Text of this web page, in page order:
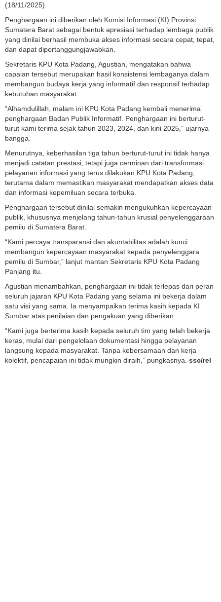
(18/11/2025).
Penghargaan ini diberikan oleh Komisi Informasi (KI) Provinsi
Sumatera Barat sebagai bentuk apresiasi terhadap lembaga publik
yang dinilai berhasil membuka akses informasi secara cepat, tepat,
dan dapat dipertanggungjawabkan.
Sekretaris KPU Kota Padang, Agustian, mengatakan bahwa
capaian tersebut merupakan hasil konsistensi lembaganya dalam
membangun budaya kerja yang informatif dan responsif terhadap
kebutuhan masyarakat.
“Alhamdulillah, malam ini KPU Kota Padang kembali menerima
penghargaan Badan Publik Informatif. Penghargaan ini berturut-
turut kami terima sejak tahun 2023, 2024, dan kini 2025,” ujarnya
bangga.
Menurutnya, keberhasilan tiga tahun berturut-turut ini tidak hanya
menjadi catatan prestasi, tetapi juga cerminan dari transformasi
pelayanan informasi yang terus dilakukan KPU Kota Padang,
terutama dalam memastikan masyarakat mendapatkan akses data
dan informasi kepemiluan secara terbuka.
Penghargaan tersebut dinilai semakin mengukuhkan kepercayaan
publik, khususnya menjelang tahun-tahun krusial penyelenggaraan
pemilu di Sumatera Barat.
“Kami percaya transparansi dan akuntabilitas adalah kunci
membangun kepercayaan masyarakat kepada penyelenggara
pemilu di Sumbar,” lanjut mantan Sekretaris KPU Kota Padang
Panjang itu.
Agustian menambahkan, penghargaan ini tidak terlepas dari peran
seluruh jajaran KPU Kota Padang yang selama ini bekerja dalam
satu visi yang sama. Ia menyampaikan terima kasih kepada KI
Sumbar atas penilaian dan pengakuan yang diberikan.
“Kami juga berterima kasih kepada seluruh tim yang telah bekerja
keras, mulai dari pengelolaan dokumentasi hingga pelayanan
langsung kepada masyarakat. Tanpa kebersamaan dan kerja
kolektif, pencapaian ini tidak mungkin diraih,” pungkasnya. ssc/rel